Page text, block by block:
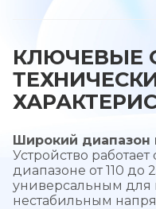
КЛЮЧЕВЫЕ
Широкий диапазон
Устройство
диапазоне от 110 до
универсальным для
нестабильным